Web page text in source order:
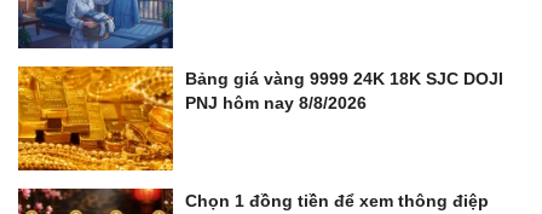
Bảng giá vàng 9999 24K 18K SJC DOJI
PNJ hôm nay 8/8/2026
Chọn 1 đồng tiền để xem thông điệp